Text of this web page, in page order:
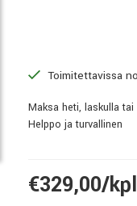
Toimitettavissa
Maksa heti, laskulla
Helppo ja turvallinen
€329,00/kpl